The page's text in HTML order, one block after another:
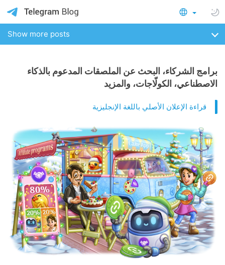
Show more posts
برامج الشركاء، البحث عن الملصقات المدعوم بالذكاء
الاصطناعي، الكولّاجات، والمزيد
قراءة الإعلان الأصلي باللغة الإنجليزية